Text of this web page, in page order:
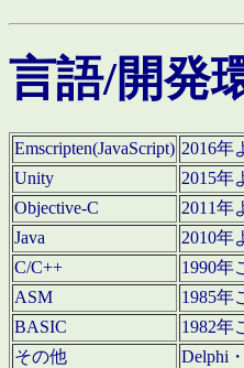
言語/開発
Emscripten(JavaScript) 2016年
Unity
2015年
Objective-C
2011年
Java
2010年
C/C++
1990年
ASM
1985年
BASIC
1982年
その他
Delphi